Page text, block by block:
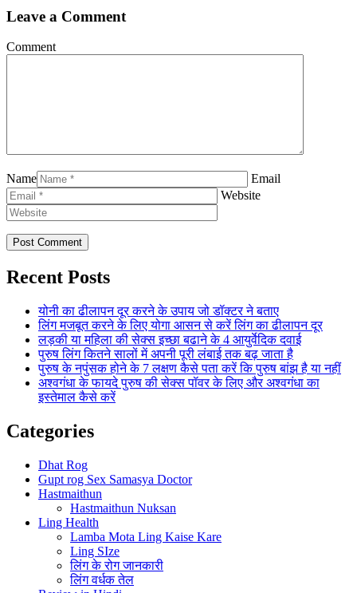
Leave a Comment
Comment
Name
Email
Website
Recent Posts
योनी का ढीलापन दूर करने के उपाय जो डॉक्टर ने बताए
लिंग मजबूत करने के लिए योगा आसन से करें लिंग का ढीलापन दूर
लड़की या महिला की सेक्स इच्छा बढाने के 4 आयुर्वेदिक दवाई
पुरुष लिंग कितने सालों में अपनी पूरी लंबाई तक बढ़ जाता है
पुरुष के नपुंसक होने के 7 लक्षण कैसे पता करें कि पुरुष बांझ है या नहीं
अश्वगंधा के फायदे पुरुष की सेक्स पॉवर के लिए और अश्वगंधा का
इस्तेमाल कैसे करें
Categories
Dhat Rog
Gupt rog Sex Samasya Doctor
Hastmaithun
Hastmaithun Nuksan
Ling Health
Lamba Mota Ling Kaise Kare
Ling SIze
लिंग के रोग जानकारी
लिंग वर्धक तेल